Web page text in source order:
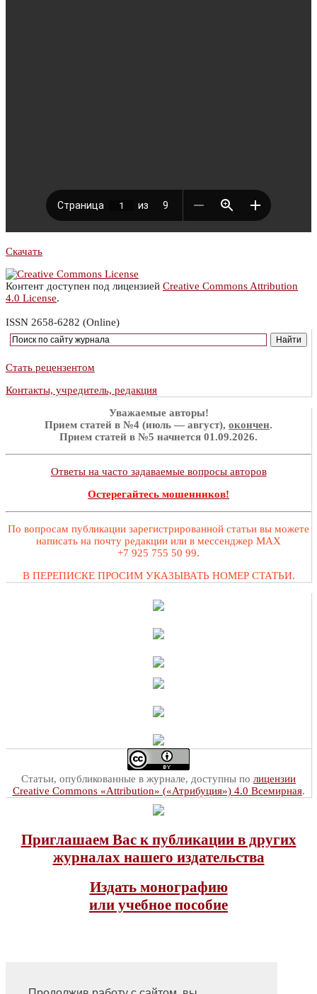
Скачать
Контент доступен под лицензией Creative Commons Attribution
4.0 License.
ISSN 2658-6282 (Online)
Стать рецензентом
Контакты, учредитель, редакция
Уважаемые авторы!
Прием статей в №4 (июль — август), окончен.
Прием статей в №5 начнется 01.09.2026.
Ответы на часто задаваемые вопросы авторов
Остерегайтесь мошенников!
По вопросам публикации зарегистрированной статьи вы можете
написать на почту редакции или в мессенджер MAX
+7 925 755 50 99.
В ПЕРЕПИСКЕ ПРОСИМ УКАЗЫВАТЬ НОМЕР СТАТЬИ.
Статьи, опубликованные в журнале, доступны по лицензии
Creative Commons «Attribution» («Атрибуция») 4.0 Всемирная.
Приглашаем Вас к публикации в других
журналах нашего издательства
Издать монографию
или учебное пособие